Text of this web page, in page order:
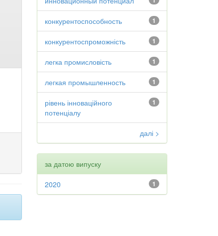
1
конкурентоспособность
1
конкурентоспроможність
1
легка промисловість
1
легкая промышленность
1
рівень інноваційного
потенціалу
далі >
за датою випуску
1
2020